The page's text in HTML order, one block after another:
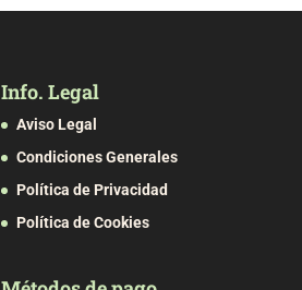
Info. Legal
Aviso Legal
Condiciones Generales
Política de Privacidad
Política de Cookies